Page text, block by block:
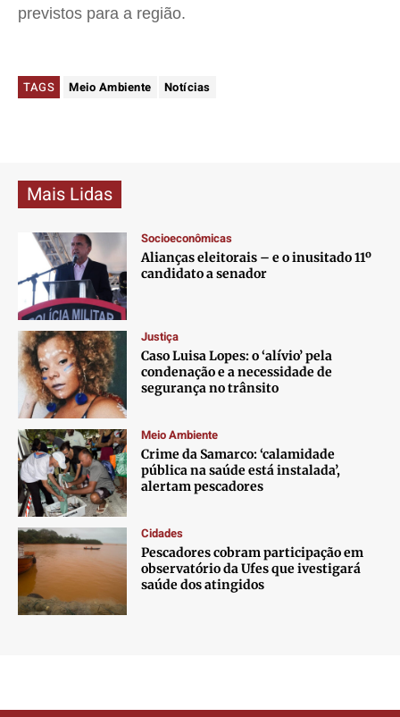
previstos para a região.
TAGS Meio Ambiente Notícias
Mais Lidas
Socioeconômicas
Alianças eleitorais – e o inusitado 11º
candidato a senador
Justiça
Caso Luisa Lopes: o ‘alívio’ pela
condenação e a necessidade de
segurança no trânsito
Meio Ambiente
Crime da Samarco: ‘calamidade
pública na saúde está instalada’,
alertam pescadores
Cidades
Pescadores cobram participação em
observatório da Ufes que ivestigará
saúde dos atingidos